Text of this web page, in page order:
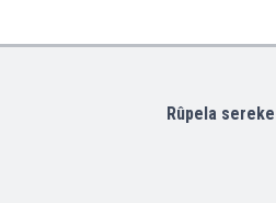
Rûpela sereke